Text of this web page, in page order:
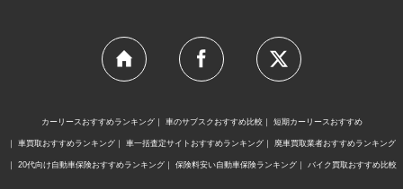
カーリースおすすめランキング 車のサブスクおすすめ比較 短期カーリースおすすめ
車買取おすすめランキング 車一括査定サイトおすすめランキング 廃車買取業者おすすめランキング
20代向け自動車保険おすすめランキング 保険料安い自動車保険ランキング バイク買取おすすめ比較